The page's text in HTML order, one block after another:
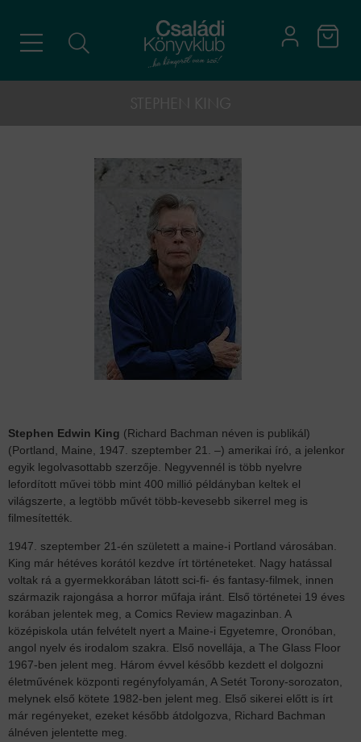
Stephen Edwin King (Richard Bachman néven is publikál)
(Portland, Maine, 1947. szeptember 21. –) amerikai író, a jelenkor
egyik legolvasottabb szerzője. Negyvennél is több nyelvre
lefordított művei több mint 400 millió példányban keltek el
világszerte, a legtöbb művét több-kevesebb sikerrel meg is
filmesítették.
1947. szeptember 21-én született a maine-i Portland városában.
King már hétéves korától kezdve írt történeteket. Nagy hatással
voltak rá a gyermekkorában látott sci-fi- és fantasy-filmek, innen
származik rajongása a horror műfaja iránt. Első történetei 19 éves
korában jelentek meg, a Comics Review magazinban. A
középiskola után felvételt nyert a Maine-i Egyetemre, Oronóban,
angol nyelv és irodalom szakra. Első novellája, a The Glass Floor
1967-ben jelent meg. Három évvel később kezdett el dolgozni
életművének központi regényfolyamán, A Setét Torony-sorozaton,
melynek első kötete 1982-ben jelent meg. Első sikerei előtt is írt
már regényeket, ezeket később átdolgozva, Richard Bachman
álnéven jelentette meg.